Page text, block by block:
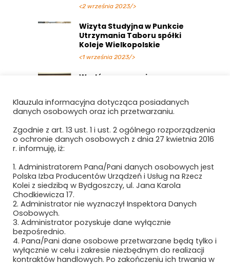
<2 września 2023/>
Wizyta Studyjna w Punkcie
Utrzymania Taboru spółki
Koleje Wielkopolskie
<1 września 2023/>
Wodór – wyzwanie
Wodorowa”]
<5 lipca 2023/>
Skok technologiczny i
jakościowy – za nami XII
Naprawcza PKP INTERCITY
S.A. – TABOR I
INFRASTRUKTURA
tronie!
<31 maja 2023/>
Wizyta Studyjna w zakładzie
Klauzula informacyjna dotycząca posiadanych
danych osobowych oraz ich przetwarzaniu.
Zgodnie z art. 13 ust. 1 i ust. 2 ogólnego rozporządzenia
o ochronie danych osobowych z dnia 27 kwietnia 2016
r. informuję, iż:
1. Administratorem Pana/Pani danych osobowych jest
Polska Izba Producentów Urządzeń i Usług na Rzecz
Kolei z siedzibą w Bydgoszczy, ul. Jana Karola
Chodkiewicza 17.
2. Administrator nie wyznaczył Inspektora Danych
Osobowych.
3. Administrator pozyskuje dane wyłącznie
bezpośrednio.
4. Pana/Pani dane osobowe przetwarzane będą tylko i
wyłącznie w celu i zakresie niezbędnym do realizacji
kontraktów handlowych. Po zakończeniu ich trwania w